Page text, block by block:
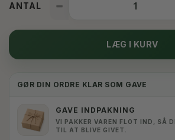
ANTAL
LÆG I KURV
GØR DIN ORDRE KLAR SOM GAVE
GAVE INDPAKNING
VI PAKKER VAREN FLOT IND, SÅ
TIL AT BLIVE GIVET.